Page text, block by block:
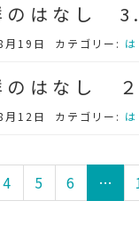
のはなし
月19日 カテゴリー:
のはなし
月12日 カテゴリー:
4 5 6 …